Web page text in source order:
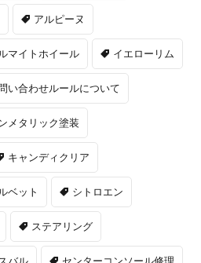
アルピーヌ
マイトホイール イエローリム
い合わせルールについて
メタリック塗装
キャンディクリア
ベット シトロエン
ステアリング